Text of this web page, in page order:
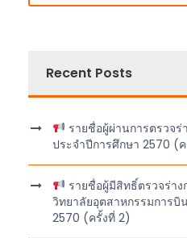
Recent Posts
รายชื่อผู้ผ่านการตรวจ
ประจำปีการศึกษา 2570 (ค
รายชื่อผู้มีสิทธิ์ตรวจร่า
วิทยาลัยอุตสาหกรรมการ
2570 (ครั้งที่ 2)